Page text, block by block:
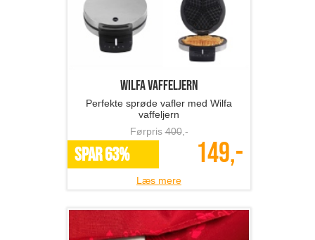
Wilfa vaffeljern
Perfekte sprøde vafler med Wilfa
vaffeljern
Førpris400,-
SPAR 63% 149,-
Læs mere